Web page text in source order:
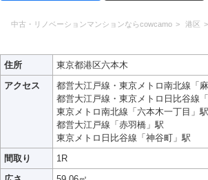
中古・リノベーションマンションならcowcamo 港区
住所
東京都港区六本木
アクセス
都営大江戸線・東京メトロ南北線「
都営大江戸線・東京メトロ日比谷線
東京メトロ南北線「六本木一丁目」駅
都営大江戸線「赤羽橋」駅
東京メトロ日比谷線「神谷町」駅
間取り
1R